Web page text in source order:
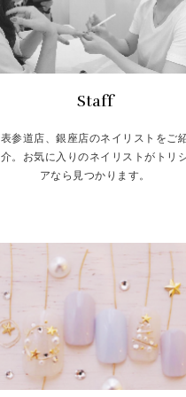
Staff
表参道店、銀座店のネイリストをご
介。お気に入りのネイリストがトリ
アなら見つかります。